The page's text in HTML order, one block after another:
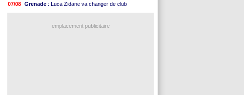
07/08 Grenade : Luca Zidane va changer de club
: Guimarães a signé son contrat
emplacement publicitaire